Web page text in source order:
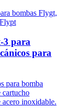
3 para
para